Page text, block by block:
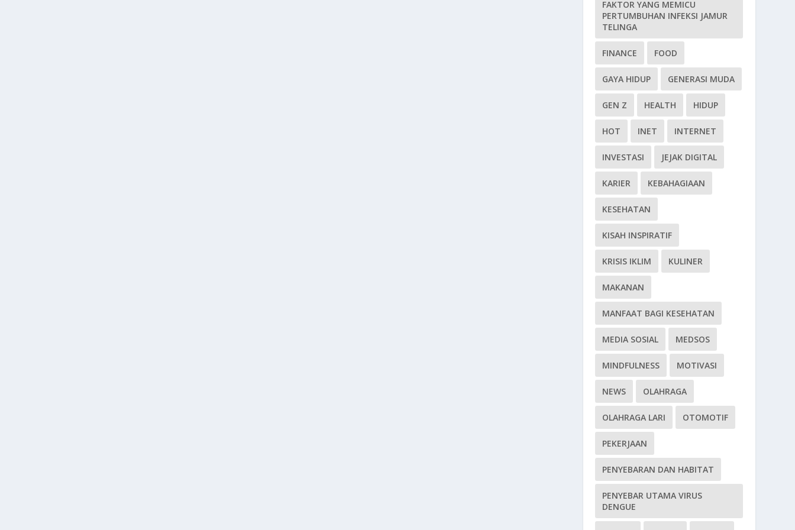
FAKTOR YANG MEMICU
PERTUMBUHAN INFEKSI JAMUR
TELINGA
FINANCE FOOD
GAYA HIDUP GENERASI MUDA
GEN Z HEALTH HIDUP
HOT INET INTERNET
INVESTASI JEJAK DIGITAL
KARIER KEBAHAGIAAN
KESEHATAN
KISAH INSPIRATIF
KRISIS IKLIM KULINER
MAKANAN
MANFAAT BAGI KESEHATAN
MEDIA SOSIAL MEDSOS
MINDFULNESS MOTIVASI
NEWS OLAHRAGA
OLAHRAGA LARI OTOMOTIF
PEKERJAAN
PENYEBARAN DAN HABITAT
PENYEBAR UTAMA VIRUS
DENGUE